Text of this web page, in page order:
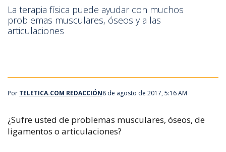
La terapia física puede ayudar con muchos
problemas musculares, óseos y a las
articulaciones
Por TELETICA.COM REDACCIÓN8 de agosto de 2017, 5:16 AM
¿Sufre usted de problemas musculares, óseos, de
ligamentos o articulaciones?